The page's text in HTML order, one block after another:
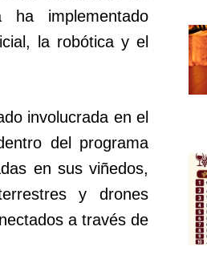
implementado
la robótica y el
involucrada en el
del programa
en sus viñedos,
y drones
a través de